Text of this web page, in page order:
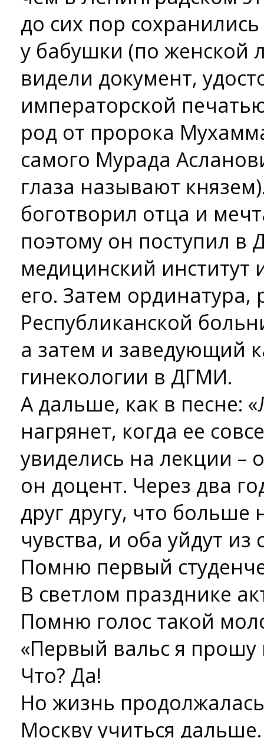
до сих пор
у бабушки (по женской
видели документ,
императорской
род от пророка
самого Мурада
глаза называют
боготворил отца и
поэтому он поступил в
медицинский институт
его. Затем
Республиканской
а затем и заведующий
гинекологии в ДГМИ.
А дальше, как в песне:
нагрянет, когда ее
увиделись на лекции –
он доцент. Через два
друг другу, что больше
чувства, и оба уйдут
Помню первый
В светлом празднике
Помню голос такой
«Первый вальс я прошу
Что? Да!
Но жизнь
Москву учиться